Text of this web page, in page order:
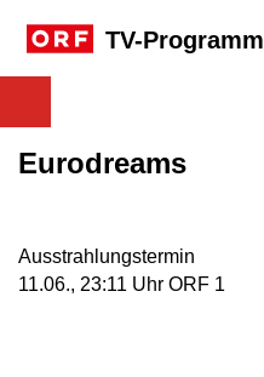
TV-Programm
Eurodreams
Ausstrahlungstermin
11. Juni, 23:11 Uhr in ORF 1
11.06., 23:11 Uhr ORF 1